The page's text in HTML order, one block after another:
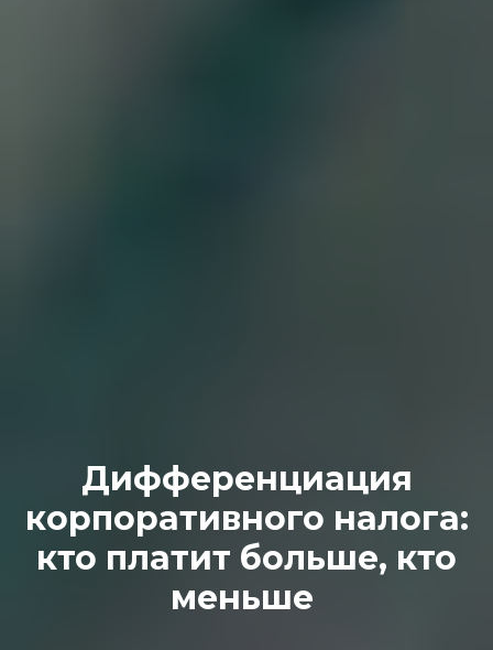
Дифференциация
корпоративного налога:
кто платит больше, кто
меньше